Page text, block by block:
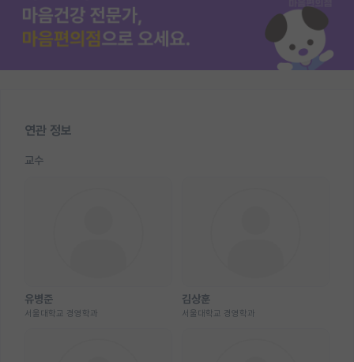
연관 정보
교수
유병준
서울대학교 경영학과
김상훈
서울대학교 경영학과